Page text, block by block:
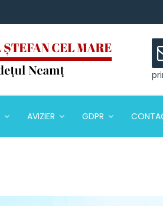
AVIZIER GDPR